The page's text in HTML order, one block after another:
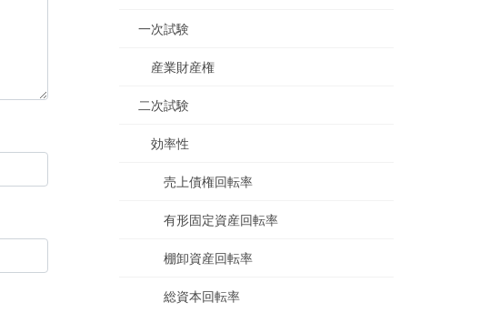
一次試験
産業財産権
二次試験
効率性
売上債権回転率
有形固定資産回転率
棚卸資産回転率
総資本回転率